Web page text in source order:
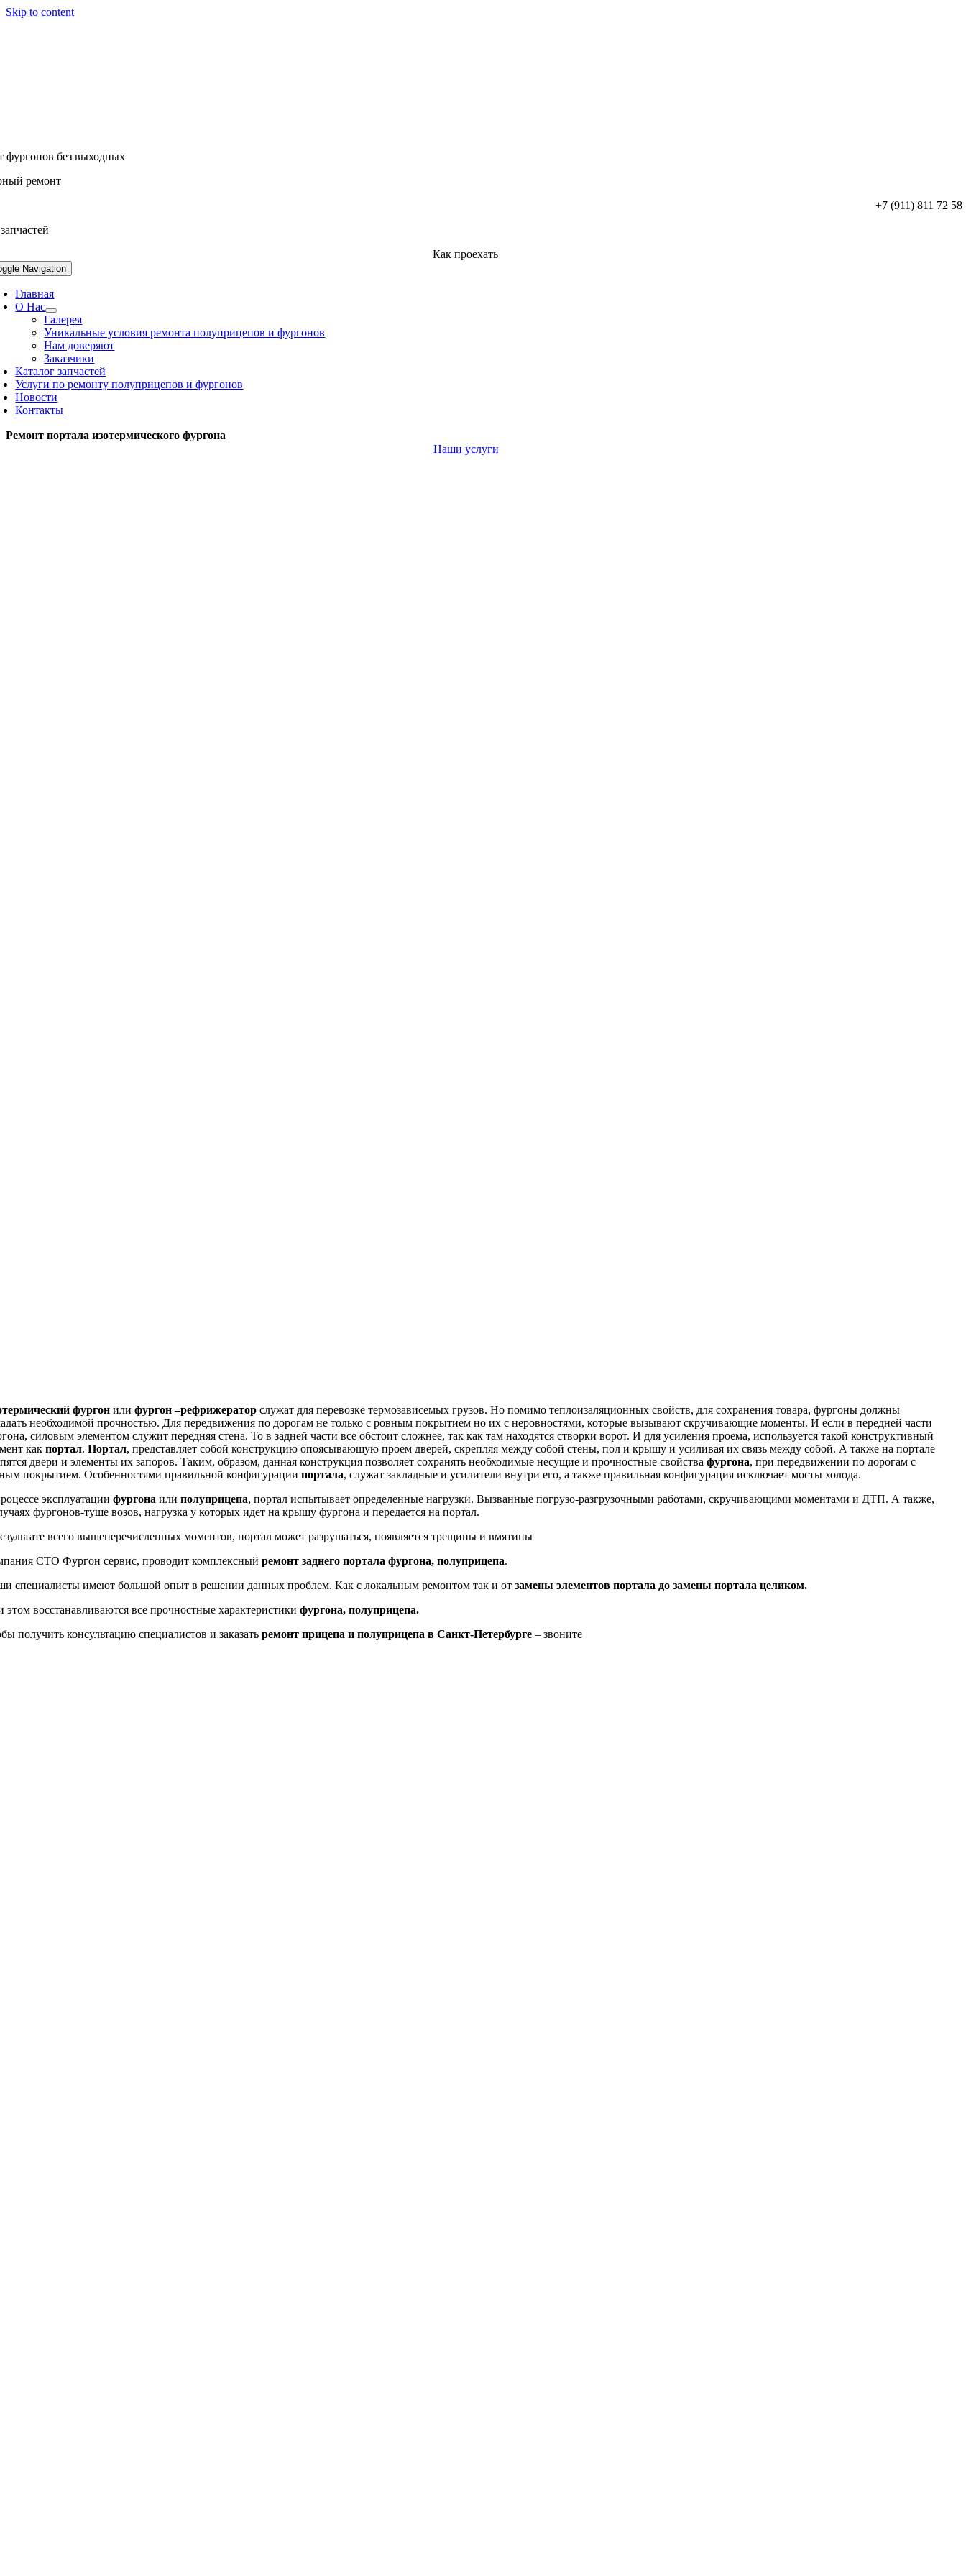
Skip to content
фургонов без выходных
ремонт
+7 (911) 811 72 58
Как проехать
Navigation
Главная
О Нас
Галерея
Уникальные условия ремонта полуприцепов и фургонов
Нам доверяют
Заказчики
Каталог запчастей
Услуги по ремонту полуприцепов и фургонов
Новости
Контакты
Ремонт портала изотермического фургона
Наши услуги
фургон илифургон –рефрижератор служат для перевозке термозависемых грузов. Но помимо теплоизаляционных свойств, для сохранения товара, фургоны должны
необходимой прочностью. Для передвижения по дорогам не только с ровным покрытием но их с неровностями, которые вызывают скручивающие моменты. И если в передней части
силовым элементом служит передняя стена. То в задней части все обстоит сложнее, так как там находятся створки ворот. И для усиления проема, используется такой конструктивный
какпортал.Портал, представляет собой конструкцию опоясывающую проем дверей, скрепляя между собой стены, пол и крышу и усиливая их связь между собой. А также на портале
двери и элементы их запоров. Таким, образом, данная конструкция позволяет сохранять необходимые несущие и прочностные свойствафургона, при передвижении по дорогам с
покрытием. Особенностями правильной конфигурациипортала, служат закладные и усилители внутри его, а также правильная конфигурация исключает мосты холода.
эксплуатациифургона илиполуприцепа, портал испытывает определенные нагрузки. Вызванные погрузо-разгрузочными работами, скручивающими моментами и ДТП. А также,
фургонов-туше возов, нагрузка у которых идет на крышу фургона и передается на портал.
всего вышеперечисленных моментов, портал может разрушаться, появляется трещины и вмятины
СТО Фургон сервис, проводит комплексныйремонт заднего портала фургона, полуприцепа.
специалисты имеют большой опыт в решении данных проблем. Как с локальным ремонтом так и отзамены элементов портала до замены портала целиком.
этом восстанавливаются все прочностные характеристикифургона, полуприцепа.
получить консультацию специалистов и заказатьремонт прицепа и полуприцепа в Санкт-Петербурге – звоните